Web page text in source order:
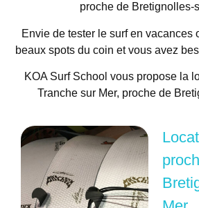
proche de Bretignolles-
Envie de tester le surf en vacances
beaux spots du coin et vous avez
KOA Surf School vous propose la
Tranche sur Mer, proche de